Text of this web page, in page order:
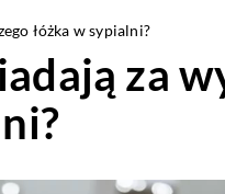
łóżka w sypialni?
za